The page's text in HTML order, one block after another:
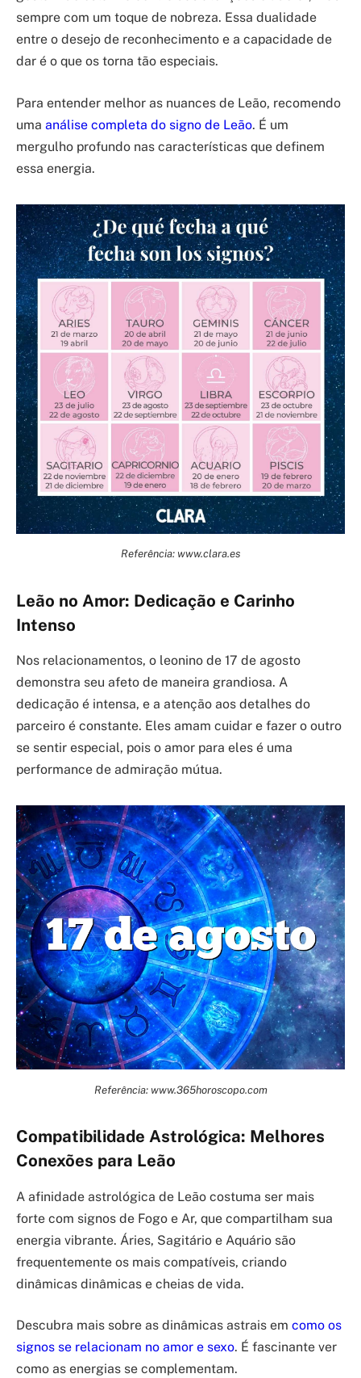
sempre com um toque de nobreza. Essa dualidade
entre o desejo de reconhecimento e a capacidade de
dar é o que os torna tão especiais.
Para entender melhor as nuances de Leão, recomendo
uma análise completa do signo de Leão. É um
mergulho profundo nas características que definem
essa energia.
Referência: www.clara.es
Leão no Amor: Dedicação e Carinho
Intenso
Nos relacionamentos, o leonino de 17 de agosto
demonstra seu afeto de maneira grandiosa. A
dedicação é intensa, e a atenção aos detalhes do
parceiro é constante. Eles amam cuidar e fazer o outro
se sentir especial, pois o amor para eles é uma
performance de admiração mútua.
Referência: www.365horoscopo.com
Compatibilidade Astrológica: Melhores
Conexões para Leão
A afinidade astrológica de Leão costuma ser mais
forte com signos de Fogo e Ar, que compartilham sua
energia vibrante. Áries, Sagitário e Aquário são
frequentemente os mais compatíveis, criando
dinâmicas dinâmicas e cheias de vida.
Descubra mais sobre as dinâmicas astrais em como os
signos se relacionam no amor e sexo. É fascinante ver
como as energias se complementam.